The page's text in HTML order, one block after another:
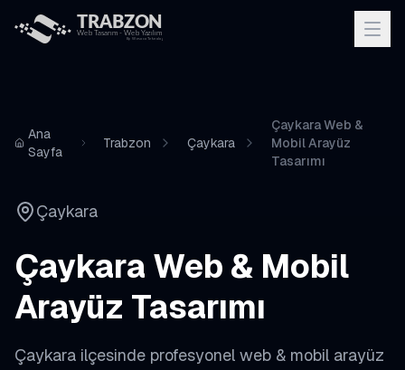
Ana
Sayfa
Trabzon Çaykara
Çaykara Web &
Mobil Arayüz
Tasarımı
Çaykara
Çaykara Web & Mobil
Arayüz Tasarımı
Çaykara ilçesinde profesyonel web & mobil arayüz